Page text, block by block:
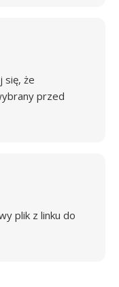
się, że
przed
plik z linku do